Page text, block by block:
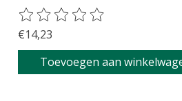
De beoordeling van dit
€14,23
Toevoegen aan